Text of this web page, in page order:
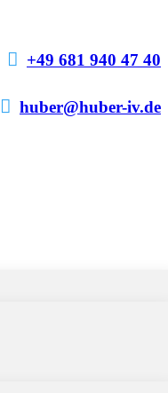
 +49 681 940 47 40
 huber@huber-iv.de